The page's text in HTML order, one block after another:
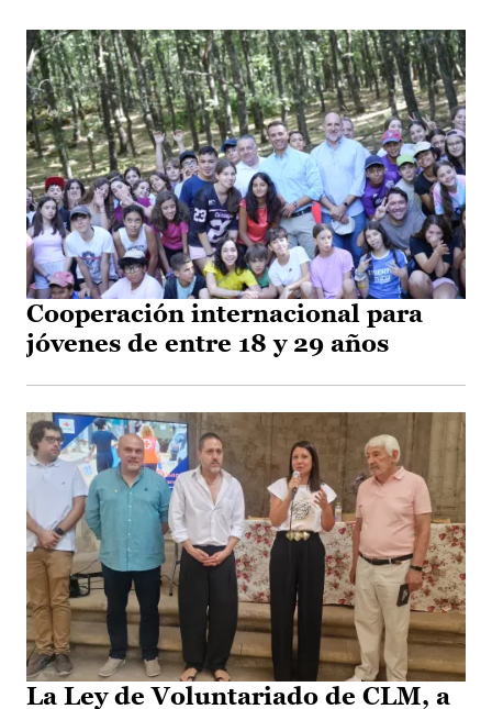
Cooperación internacional para
jóvenes de entre 18 y 29 años
La Ley de Voluntariado de CLM, a